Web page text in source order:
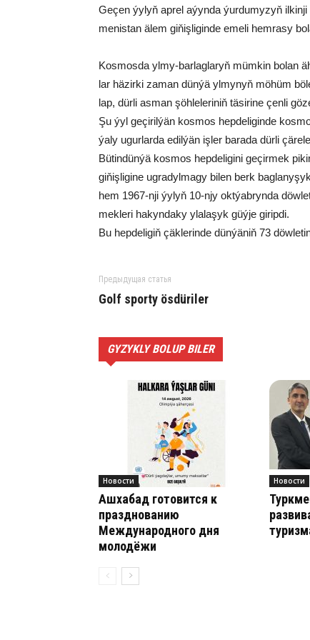
Ge­çen ýy­lyň ap­rel aýyn­da ýur­du­my­zyň
me­nis­tan älem gi­ňiş­li­gin­de eme­li hem­ra­sy
Kos­mos­da yl­my-bar­lag­la­ryň müm­kin bo­lan
lar hä­zir­ki za­man dün­ýä yl­my­nyň mö­hüm
lap, dür­li as­man şöh­le­le­ri­niň tä­si­ri­ne çen­li
Şu ýyl ge­çi­ril­ýän kos­mos hep­de­li­gin­de
ýa­ly ugur­lar­da edil­ýän iş­ler ba­ra­da dür­li
Bü­tin­dün­ýä kos­mos hep­de­li­gi­ni ge­çir­mek­
gi­ňiş­li­gi­ne ug­ra­dyl­ma­gy bi­len berk
hem 1967-nji ýy­lyň 10-njy okt­ýab­ryn­da
mek­le­ri ha­kyn­da­ky yla­la­şyk güý­je gi­rip­di.
Bu hep­de­li­giň çäk­le­rin­de dün­ýä­niň 73
Предыдущая статья
Golf spor­ty ös­dü­ri­ler
GYZYKLY BOLUP BILER
Новости
Ашхабад готовится к
празднованию
Международного дня
молодёжи
Новости